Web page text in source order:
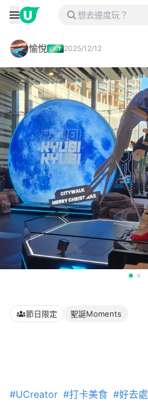
愉悅 2025/12/12
節日限定 聖誕Moments
#UCreator #打卡美食 #好去處